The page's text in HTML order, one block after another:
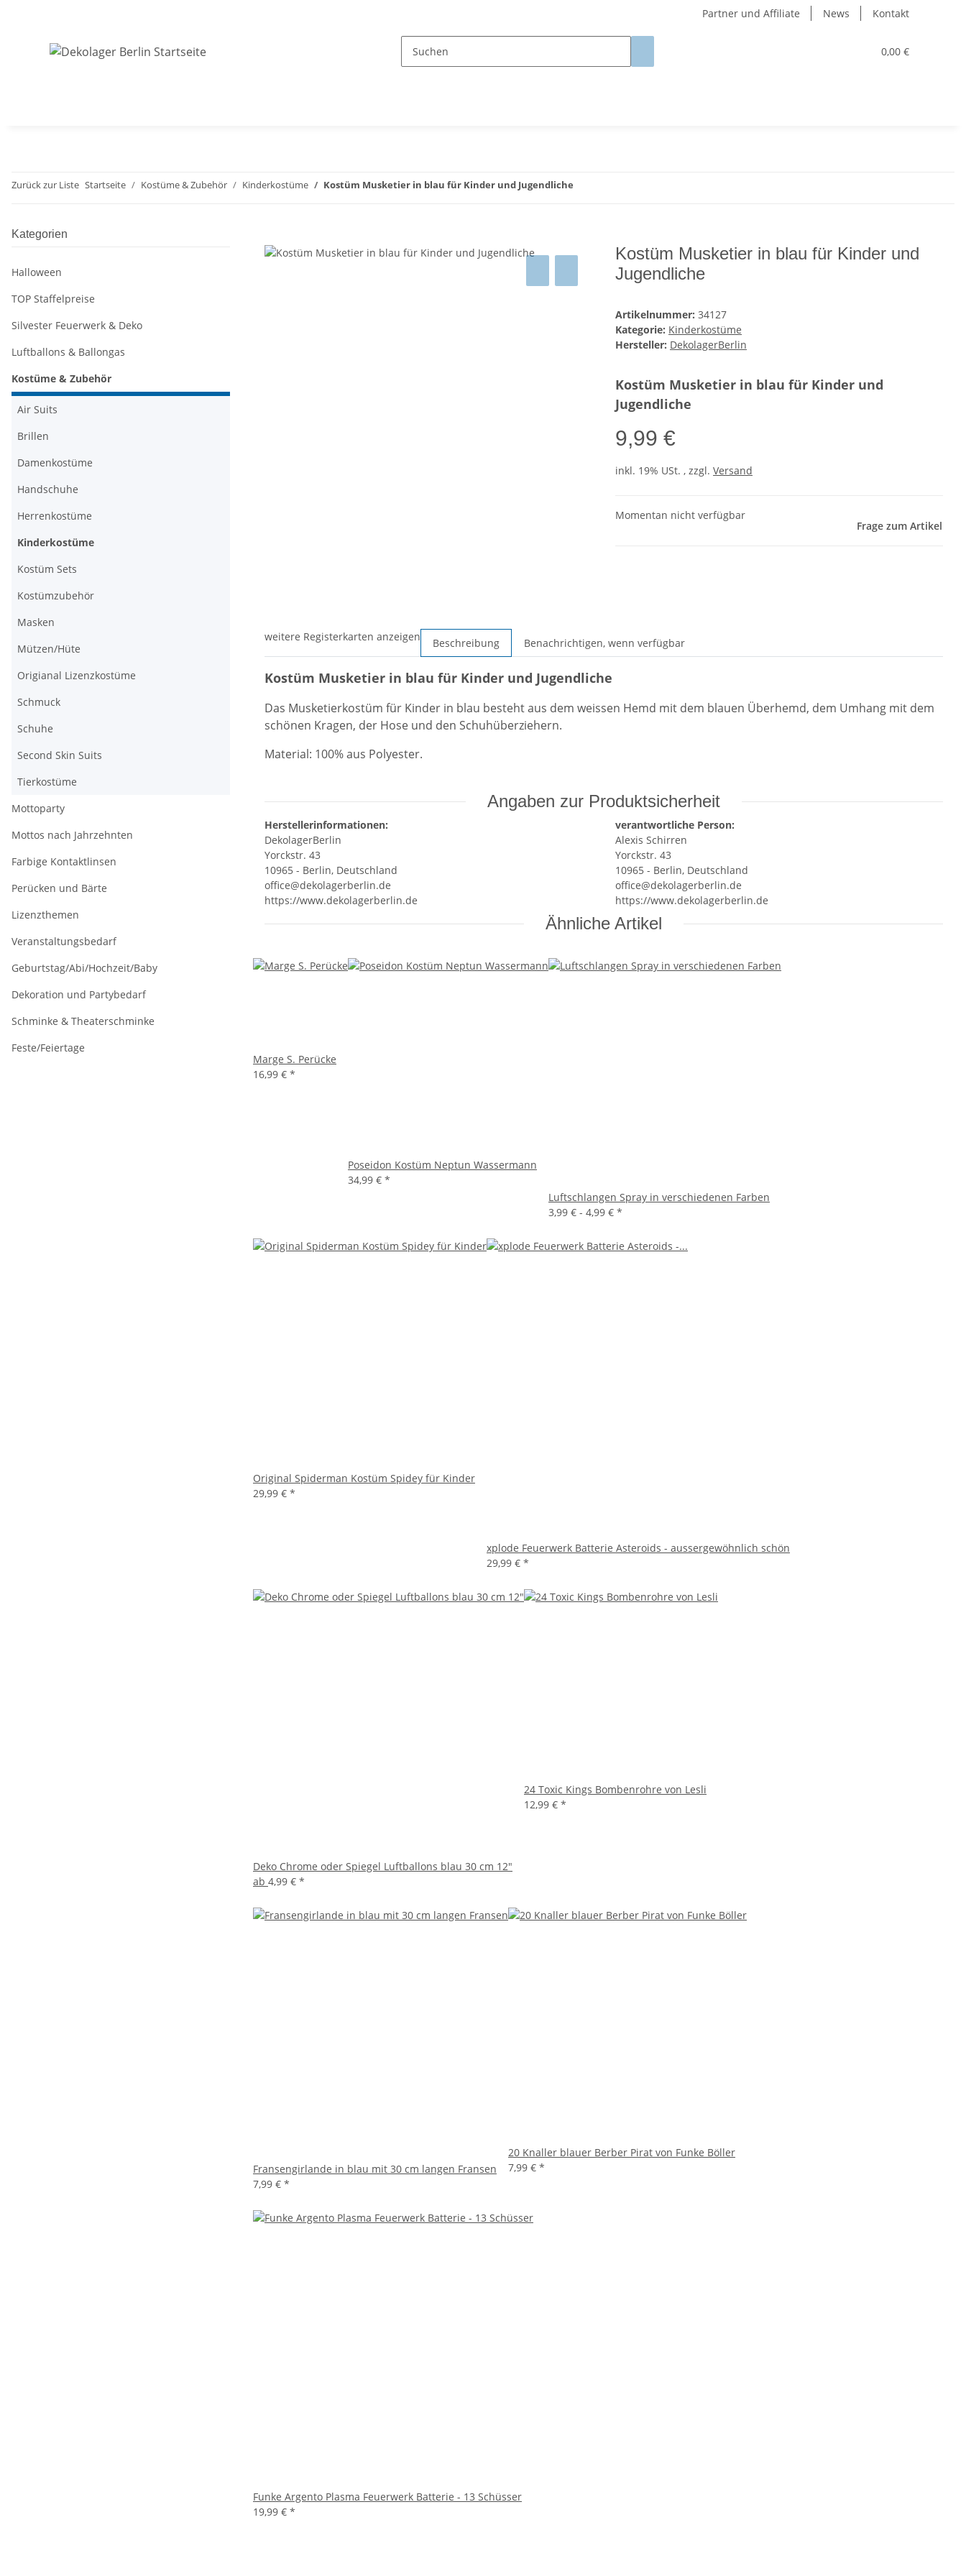
Partner und Affiliate News Kontakt
0,00 €
Zurück zur Liste Startseite Kostüme & Zubehör Kinderkostüme Kostüm Musketier in blau für Kinder und Jugendliche
Kostüm Musketier in blau für Kinder und
Jugendliche
Artikelnummer: 34127
Kategorie: Kinderkostüme
Hersteller: DekolagerBerlin
Kostüm Musketier in blau für Kinder und
Jugendliche
9,99 €
inkl. 19% USt. , zzgl. Versand
Momentan nicht verfügbar
Frage zum Artikel
weitere Registerkarten anzeigen Beschreibung Benachrichtigen, wenn verfügbar
Kostüm Musketier in blau für Kinder und Jugendliche
Das Musketierkostüm für Kinder in blau besteht aus dem weissen Hemd mit dem blauen Überhemd, dem Umhang mit dem
schönen Kragen, der Hose und den Schuhüberziehern.
Material: 100% aus Polyester.
Angaben zur Produktsicherheit
Herstellerinformationen:
DekolagerBerlin
Yorckstr. 43
10965 - Berlin, Deutschland
office@dekolagerberlin.de
https://www.dekolagerberlin.de
verantwortliche Person:
Alexis Schirren
Yorckstr. 43
10965 - Berlin, Deutschland
office@dekolagerberlin.de
https://www.dekolagerberlin.de
Ähnliche Artikel
Marge S. Perücke
16,99 € *
Poseidon Kostüm Neptun Wassermann
34,99 € *
Luftschlangen Spray in verschiedenen Farben
3,99 € - 4,99 € *
Original Spiderman Kostüm Spidey für Kinder
29,99 € *
xplode Feuerwerk Batterie Asteroids - aussergewöhnlich schön
29,99 € *
Deko Chrome oder Spiegel Luftballons blau 30 cm 12"
ab 4,99 € *
24 Toxic Kings Bombenrohre von Lesli
12,99 € *
Fransengirlande in blau mit 30 cm langen Fransen
7,99 € *
20 Knaller blauer Berber Pirat von Funke Böller
7,99 € *
Funke Argento Plasma Feuerwerk Batterie - 13 Schüsser
19,99 € *
Kategorien
Halloween
TOP Staffelpreise
Silvester Feuerwerk & Deko
Luftballons & Ballongas
Kostüme & Zubehör
Air Suits
Brillen
Damenkostüme
Handschuhe
Herrenkostüme
Kinderkostüme
Kostüm Sets
Kostümzubehör
Masken
Mützen/Hüte
Origianal Lizenzkostüme
Schmuck
Schuhe
Second Skin Suits
Tierkostüme
Mottoparty
Mottos nach Jahrzehnten
Farbige Kontaktlinsen
Perücken und Bärte
Lizenzthemen
Veranstaltungsbedarf
Geburtstag/Abi/Hochzeit/Baby
Dekoration und Partybedarf
Schminke & Theaterschminke
Feste/Feiertage